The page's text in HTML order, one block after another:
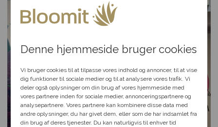
Denne hjemmeside bruger cookies
Vi bruger cookies til at tilpasse vores indhold og annoncer, til at vise
dig funktioner til sociale medier og til at analysere vores trafik. Vi
deler også oplysninger om din brug af vores hjemmeside med
vores partnere inden for sociale medier, annonceringspartnere og
analysepartnere. Vores partnere kan kombinere disse data med
andre oplysninger, du har givet dem, eller som de har indsamlet fra
din brug af deres tjenester. Du kan naturligvis til enhver tid
Du har fået en
passer til dig, så hjælper vi
dig videre med at finde den
perfekte rabat til dit svar.
Fødselsdag